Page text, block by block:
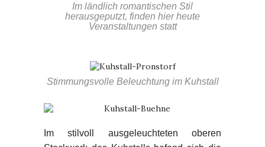
Im ländlich romantischen Stil
herausgeputzt, finden hier heute
Veranstaltungen statt
Stimmungsvolle Beleuchtung im Kuhstall
Im stilvoll ausgeleuchteten oberen